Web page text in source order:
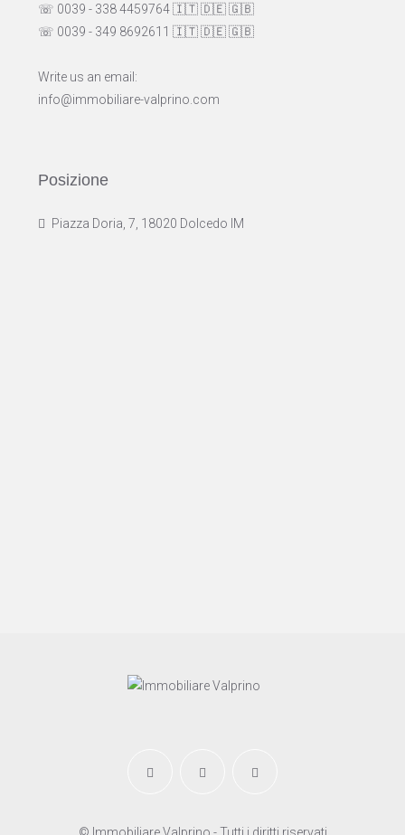
☏ 0039 - 338 4459764🇮🇹🇩🇪🇬🇧
☏ 0039 - 349 8692611 🇮🇹🇩🇪🇬🇧
Write us an email:
info@immobiliare-valprino.com
Posizione
Piazza Doria, 7, 18020 Dolcedo IM
© Immobiliare Valprino - Tutti i diritti riservati